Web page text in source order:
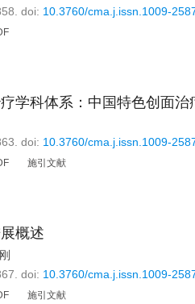
doi: 10.3760/cma.j.issn.1009-
学科体系：中国特色创面
doi: 10.3760/cma.j.issn.1009-
施引文献
概述
doi: 10.3760/cma.j.issn.1009-
施引文献